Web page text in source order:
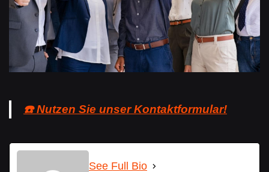
☎️ Nutzen Sie unser Kontaktformular!
See Full Bio